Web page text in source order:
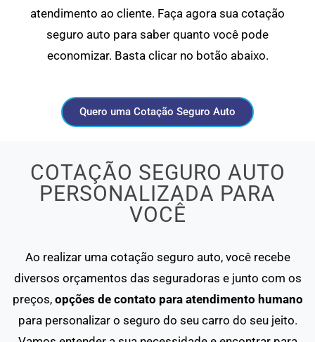
atendimento ao cliente. Faça agora sua cotação
seguro auto para saber quanto você pode
economizar. Basta clicar no botão abaixo.
Quero uma Cotação Seguro Auto
COTAÇÃO SEGURO AUTO
PERSONALIZADA PARA
VOCÊ
Ao realizar uma cotação seguro auto, você recebe
diversos orçamentos das seguradoras e junto com os
preços, opções de contato para atendimento humano
para personalizar o seguro do seu carro do seu jeito.